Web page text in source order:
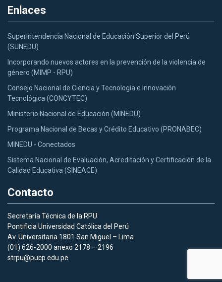
Enlaces
Superintendencia Nacional de Educación Superior del Perú
(SUNEDU)
Incorporando nuevos actores en la prevención de la violencia de
género (MIMP - RPU)
Consejo Nacional de Ciencia y Tecnologia e Innovación
Tecnológica (CONCYTEC)
Ministerio Nacional de Educación (MINEDU)
Programa Nacional de Becas y Crédito Educativo (PRONABEC)
MINEDU - Conectados
Sistema Nacional de Evaluación, Acreditación y Certificación de la
Calidad Educativa (SINEACE)
Contacto
Secretaría Técnica de la RPU
Pontificia Universidad Católica del Perú
Av. Universitaria 1801 San Miguel – Lima
(01) 626-2000 anexo 2178 – 2196
strpu@pucp.edu.pe